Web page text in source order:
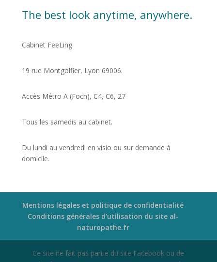
The best look anytime, anywhere.
Cabinet FeeLing
19 rue Montgolfier, Lyon 69006.
Accès Métro A (Foch), C4, C6, 27
Tous les samedis au cabinet.
Du lundi au vendredi en visio ou sur demande à
domicile.
Mentions légales et politique de confidentialité
Conditions générales d’utilisation du site al-
naturopathe.fr
Ce site ne fait pas partie du site Facebook ou de